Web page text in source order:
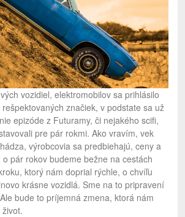
vozidiel, elektromobilov sa prihlásilo
značiek, v podstate sa už
epizóde z Futuramy, či nejakého scifi,
pre pár rokmi. Ako vravím, vek
výrobcovia sa predbiehajú, ceny a
pár rokov budeme bežne na cestách
ktorý nám doprial rýchle, o chvíľu
krásne vozidlá. Sme na to pripravení
bude to príjemná zmena, ktorá nám